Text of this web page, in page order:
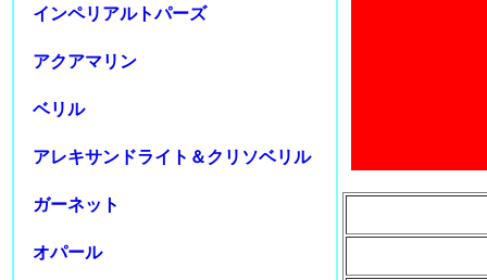
インペリアルトパーズ
アクアマリン
ベリル
アレキサンドライト＆クリソベリル
ガーネット
オパール